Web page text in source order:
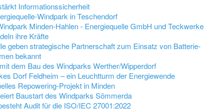
Informationssicherheit
Windpark in Teschendorf
Minden-Hahlen - Energiequelle GmbH und Teckwerke
ihre Kräfte
geben strategische Partnerschaft zum Einsatz von Batterie-
bekannt
dem Bau des Windparks Werther/Wipperdorf
Dorf Feldheim – ein Leuchtturm der Energiewende
Repowering-Projekt in Minden
Baustart des Windparks Sömmerda
Audit für die ISO/IEC 27001:2022